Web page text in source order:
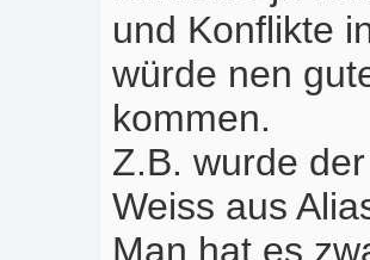
und Konflikte
würde nen
kommen.
Z.B. wurde
Weiss aus
Man hat es